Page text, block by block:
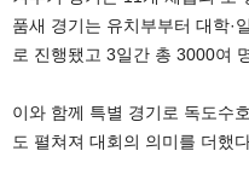
품새 경기는 유치부부터 대학·
로 진행됐고 3일간 총 3000여
이와 함께 특별 경기로 독도수
도 펼쳐져 대회의 의미를 더했